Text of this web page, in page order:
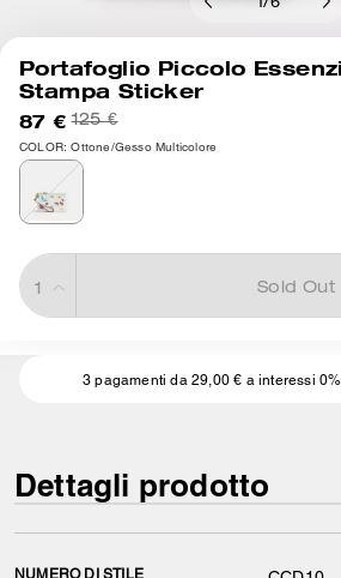
/6
Portafoglio Piccolo
Stampa Sticker
87 € 125 €
COLOR: Ottone/Gesso Multicolore
Sold Out
3 pagamenti da 29,00 € a interessi
Dettagli prodotto
NUMERO DI STILE